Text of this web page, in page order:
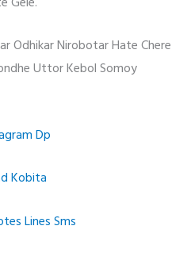
Odhikar Nirobotar Hate Chere
Uttor Kebol Somoy
Dp
Kobita
Lines Sms